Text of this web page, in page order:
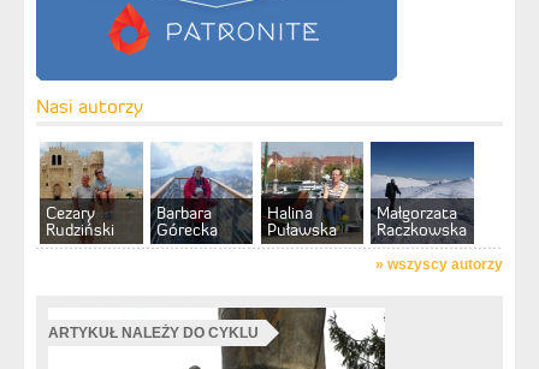
Nasi autorzy
Cezary
Rudziński
Barbara
Górecka
Halina
Puławska
Małgorzata
Raczkowska
» wszyscy autorzy
ARTYKUŁ NALEŻY DO CYKLU